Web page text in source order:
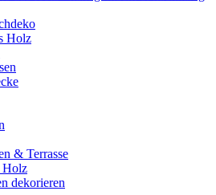
Holz
& Terrasse
Holz
dekorieren